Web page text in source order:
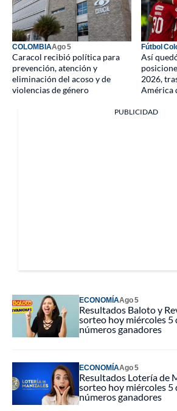
COLOMBIAAgo 5
Caracol recibió política para
prevención, atención y
eliminación del acoso y de
violencias de género
Fútbol
Así
2026,
América
PUBLICIDAD
ECONOMÍAAgo 5
Resultados Baloto y
sorteo hoy miércoles 5
números ganadores
ECONOMÍAAgo 5
Resultados Lotería de
sorteo hoy miércoles 5
números ganadores